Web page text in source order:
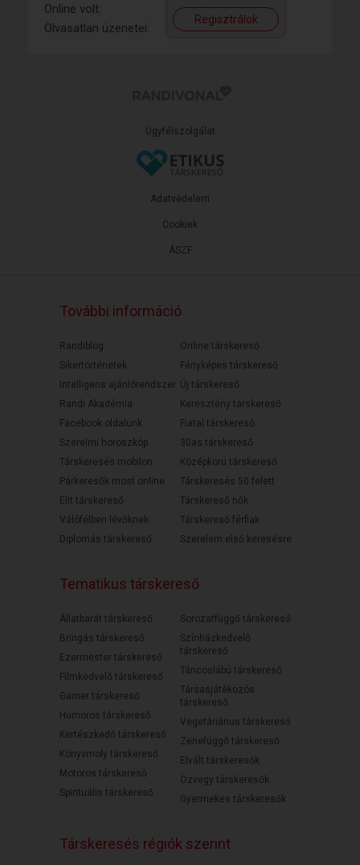
Online volt:
Olvasatlan üzenetei:
Regisztrálok
Ügyfélszolgálat
ÁSZF
Adatvédelem
Cookiek
További információ
Randiblog
Sikertörténetek
Intelligens ajánlórendszer
Randi Akadémia
Facebook oldalunk
Szerelmi horoszkóp
Társkeresés mobilon
Párkeresők most online
Elit társkereső
Válófélben lévőknek
Diplomás társkereső
Online társkereső
Fényképes társkereső
Új társkereső
Keresztény társkereső
Fiatal társkereső
30as társkereső
Középkorú társkereső
Társkeresés 50 felett
Társkereső nők
Társkereső férfiak
Szerelem első keresésre
Tematikus társkereső
Állatbarát társkereső
Bringás társkereső
Ezermester társkereső
Filmkedvelő társkereső
Gamer társkereső
Humoros társkereső
Kertészkedő társkereső
Könyvmoly társkereső
Motoros társkereső
Spirituális társkereső
Sorozatfüggő társkereső
Színházkedvelő
társkereső
Táncoslábú társkereső
Társasjátékozós
társkereső
Vegetáriánus társkereső
Zenefüggő társkereső
Elvált társkeresők
Özvegy társkeresők
Gyermekes társkeresők
Társkeresés régiók szerint